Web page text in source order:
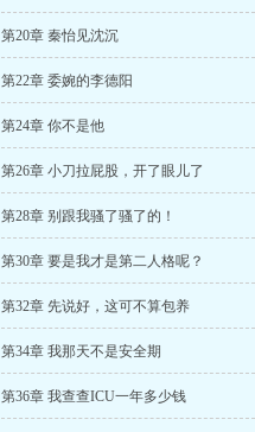
第20章 秦怡见沈沉
第22章 委婉的李德阳
第24章 你不是他
第26章 小刀拉屁股，开了眼儿了
第28章 别跟我骚了骚了的！
第30章 要是我才是第二人格呢？
第32章 先说好，这可不算包养
第34章 我那天不是安全期
第36章 我查查ICU一年多少钱